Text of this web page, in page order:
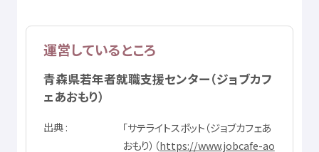
運営しているところ
青森県若年者就職支援センター（ジョブカフ
ェあおもり）
出典
「サテライトスポット（ジョブカフェあ
おもり）（https://www.jobcafe-ao